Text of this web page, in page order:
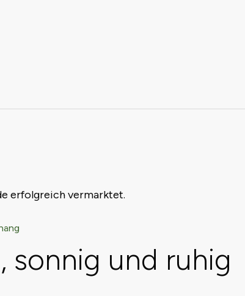
erfolgreich vermarktet.
sonnig und ruhig